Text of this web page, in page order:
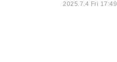
2025.7.4 Fri 17:49